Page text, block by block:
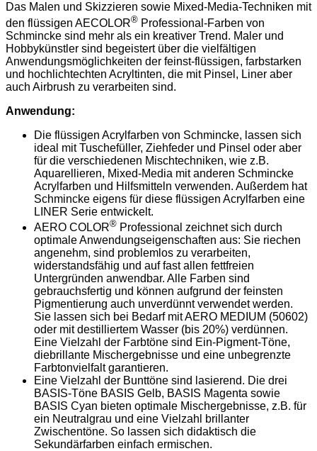
Das Malen und Skizzieren sowie Mixed-Media-Techniken mit
den flüssigen AECOLOR® Professional-Farben von
Schmincke sind mehr als ein kreativer Trend. Maler und
Hobbykünstler sind begeistert über die vielfältigen
Anwendungsmöglichkeiten der feinst-flüssigen, farbstarken
und hochlichtechten Acryltinten, die mit Pinsel, Liner aber
auch Airbrush zu verarbeiten sind.
Anwendung:
Die flüssigen Acrylfarben von Schmincke, lassen sich
ideal mit Tuschefüller, Ziehfeder und Pinsel oder aber
für die verschiedenen Mischtechniken, wie z.B.
Aquarellieren, Mixed-Media mit anderen Schmincke
Acrylfarben und Hilfsmitteln verwenden. Außerdem hat
Schmincke eigens für diese flüssigen Acrylfarben eine
LINER Serie entwickelt.
AERO COLOR® Professional zeichnet sich durch
optimale Anwendungseigenschaften aus: Sie riechen
angenehm, sind problemlos zu verarbeiten,
widerstandsfähig und auf fast allen fettfreien
Untergründen anwendbar. Alle Farben sind
gebrauchsfertig und können aufgrund der feinsten
Pigmentierung auch unverdünnt verwendet werden.
Sie lassen sich bei Bedarf mit AERO MEDIUM (50602)
oder mit destilliertem Wasser (bis 20%) verdünnen.
Eine Vielzahl der Farbtöne sind Ein-Pigment-Töne,
diebrillante Mischergebnisse und eine unbegrenzte
Farbtonvielfalt garantieren.
Eine Vielzahl der Bunttöne sind lasierend. Die drei
BASIS-Töne BASIS Gelb, BASIS Magenta sowie
BASIS Cyan bieten optimale Mischergebnisse, z.B. für
ein Neutralgrau und eine Vielzahl brillanter
Zwischentöne. So lassen sich didaktisch die
Sekundärfarben einfach ermischen.